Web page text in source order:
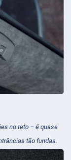
no teto – é quase
tão fundas.